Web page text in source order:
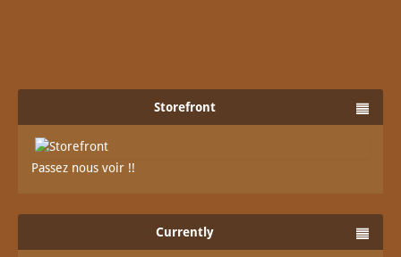
Storefront
Passez nous voir !!
Currently